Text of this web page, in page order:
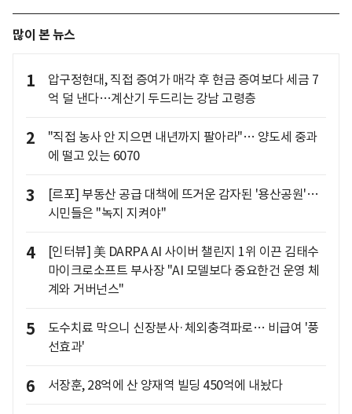
많이 본 뉴스
1
압구정현대, 직접 증여가 매각 후 현금 증여보다 세금 7
억 덜 낸다…계산기 두드리는 강남 고령층
2
"직접 농사 안 지으면 내년까지 팔아라"… 양도세 중과
에 떨고 있는 6070
3
[르포] 부동산 공급 대책에 뜨거운 감자된 '용산공원'…
시민들은 "녹지 지켜야"
4
[인터뷰] 美 DARPA AI 사이버 챌린지 1위 이끈 김태수
마이크로소프트 부사장 "AI 모델보다 중요한건 운영 체
계와 거버넌스"
5
도수치료 막으니 신장분사·체외충격파로… 비급여 '풍
선효과'
6 서장훈, 28억에 산 양재역 빌딩 450억에 내놨다